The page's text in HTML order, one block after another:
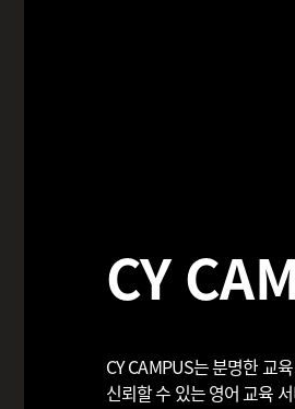
CY
CY CAMPUS는 분명한 교
신뢰할 수 있는 영어 교육